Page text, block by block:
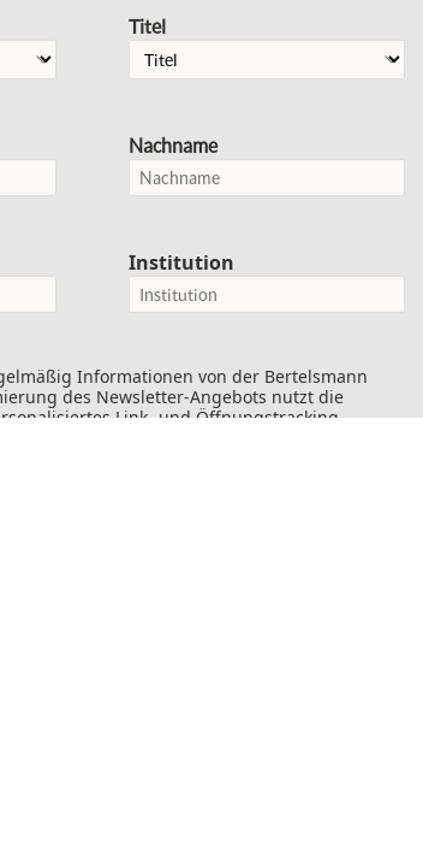
Titel
Nachname
Institution
Informationen von der Bertelsmann
des Newsletter-Angebots nutzt die
Link- und Öffnungstracking.